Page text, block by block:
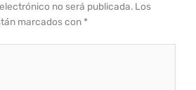
no será publicada. Los
marcados con *